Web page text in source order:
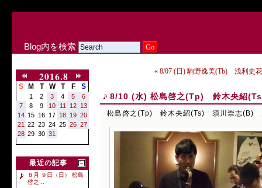
Blog内を検索
2016.8
S M T W T F S
1 2 3 4 5
6
7
8 9 10 11 12 13
14 15 16 17 18 19 20
21
22 23 24 25 26 27
28 29 30 31
最近の記事
８月 ９日（日） 松島
啓之...
« 8/07 (日) 駒野逸美(Tb) 浅利史
8/10 (水) 松島啓之(Tp) 鈴木央紹
松島啓之(Tp) 鈴木央紹(Ts) 須川崇志(B)